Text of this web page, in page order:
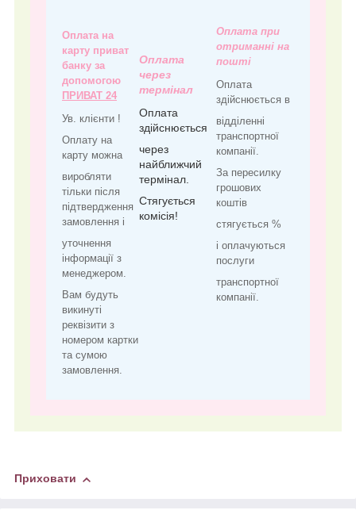
Оплата на
карту приват
банку за
допомогою
ПРИВАТ 24
Ув. клієнти !
Оплату на
карту можна
виробляти
тільки після
підтвердження
замовлення і
уточнення
інформації з
менеджером.
Вам будуть
викинуті
реквізити з
номером картки
та сумою
замовлення.
Оплата
через
термінал
Оплата
здійснюється
через
найближчий
термінал.
Стягується
комісія!
Оплата при
отриманні на
пошті
Оплата
здійснюється в
відділенні
транспортної
компанії.
За пересилку
грошових
коштів
стягується %
і оплачуються
послуги
транспортної
компанії.
Приховати